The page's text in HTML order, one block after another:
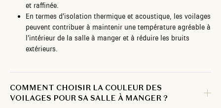
et raffinée.
En termes d’isolation thermique et acoustique, les voilages
peuvent contribuer à maintenir une température agréable à
l’intérieur de la salle à manger et à réduire les bruits
extérieurs.
COMMENT CHOISIR LA COULEUR DES
VOILAGES POUR SA SALLE À MANGER ?